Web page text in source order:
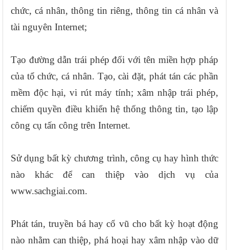
chức, cá nhân, thông tin riêng, thông tin cá nhân và
tài nguyên Internet;
Tạo đường dẫn trái phép đối với tên miền hợp pháp
của tổ chức, cá nhân. Tạo, cài đặt, phát tán các phần
mềm độc hại, vi rút máy tính; xâm nhập trái phép,
chiếm quyền điều khiển hệ thống thông tin, tạo lập
công cụ tấn công trên Internet.
Sử dụng bất kỳ chương trình, công cụ hay hình thức
nào khác để can thiệp vào dịch vụ của
www.sachgiai.com.
Phát tán, truyền bá hay cổ vũ cho bất kỳ hoạt động
nào nhằm can thiệp, phá hoại hay xâm nhập vào dữ